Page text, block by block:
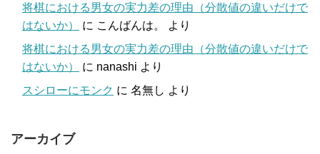
将棋における男女の実力差の理由（分散値の違いだけで
はないか）
に こんばんは。
より
将棋における男女の実力差の理由（分散値の違いだけで
はないか）
に nanashi より
スシローにモンク に 名無し より
アーカイブ